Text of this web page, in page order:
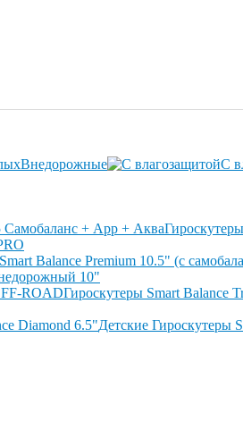
Внедорожные С
Balance Premium 10.5" (с
10"
ROADГироскутеры Smart Balance
Diamond 6.5"Детские Гироскутеры